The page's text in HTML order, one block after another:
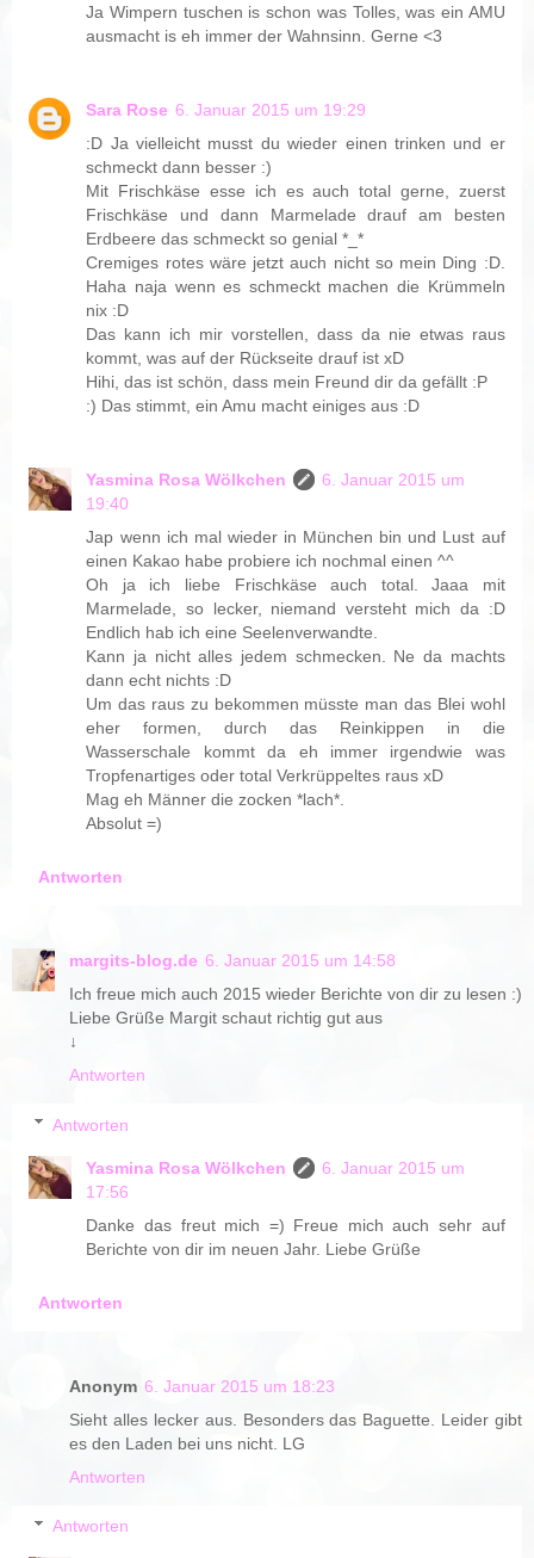
Ja Wimpern tuschen is schon was Tolles, was ein AMU
ausmacht is eh immer der Wahnsinn. Gerne <3
Sara Rose 6. Januar 2015 um 19:29
:D Ja vielleicht musst du wieder einen trinken und er
schmeckt dann besser :)
Mit Frischkäse esse ich es auch total gerne, zuerst
Frischkäse und dann Marmelade drauf am besten
Erdbeere das schmeckt so genial *_*
Cremiges rotes wäre jetzt auch nicht so mein Ding :D.
Haha naja wenn es schmeckt machen die Krümmeln
nix :D
Das kann ich mir vorstellen, dass da nie etwas raus
kommt, was auf der Rückseite drauf ist xD
Hihi, das ist schön, dass mein Freund dir da gefällt :P
:) Das stimmt, ein Amu macht einiges aus :D
Yasmina Rosa Wölkchen
6. Januar 2015 um
19:40
Jap wenn ich mal wieder in München bin und Lust auf
einen Kakao habe probiere ich nochmal einen ^^
Oh ja ich liebe Frischkäse auch total. Jaaa mit
Marmelade, so lecker, niemand versteht mich da :D
Endlich hab ich eine Seelenverwandte.
Kann ja nicht alles jedem schmecken. Ne da machts
dann echt nichts :D
Um das raus zu bekommen müsste man das Blei wohl
eher formen, durch das Reinkippen in die
Wasserschale kommt da eh immer irgendwie was
Tropfenartiges oder total Verkrüppeltes raus xD
Mag eh Männer die zocken *lach*.
Absolut =)
Antworten
margits-blog.de 6. Januar 2015 um 14:58
Ich freue mich auch 2015 wieder Berichte von dir zu lesen :)
Liebe Grüße Margit schaut richtig gut aus
↓
Antworten
Antworten
Yasmina Rosa Wölkchen
6. Januar 2015 um
17:56
Danke das freut mich =) Freue mich auch sehr auf
Berichte von dir im neuen Jahr. Liebe Grüße
Antworten
Anonym 6. Januar 2015 um 18:23
Sieht alles lecker aus. Besonders das Baguette. Leider gibt
es den Laden bei uns nicht. LG
Antworten
Antworten